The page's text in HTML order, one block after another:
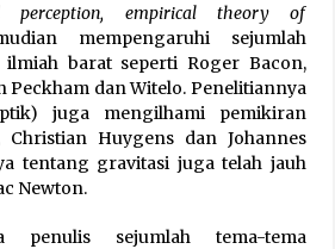
perception, empirical theory of
mempengaruhi sejumlah
ilmiah barat seperti Roger Bacon,
Peckham dan Witelo. Penelitiannya
juga mengilhami pemikiran
Huygens dan Johannes
tentang gravitasi juga telah jauh
Newton.
sejumlah tema-tema